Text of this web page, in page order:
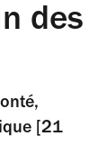
des
[21